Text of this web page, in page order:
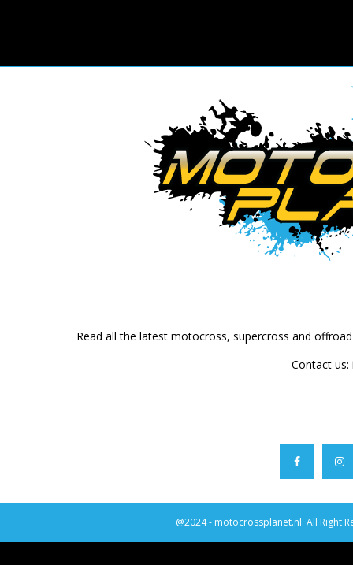
Read all the latest motocross, supercross and
Contact us:
@2024 - motocrossplanet.nl. All Right